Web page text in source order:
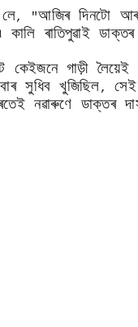
লে, "আজিৰ দিনটো আৰু
কালি ৰাতিপুৱাই
কেইজনে গাড়ী
সুধিব খুজিছিল,
নৱাৰুণে ডাক্তৰ